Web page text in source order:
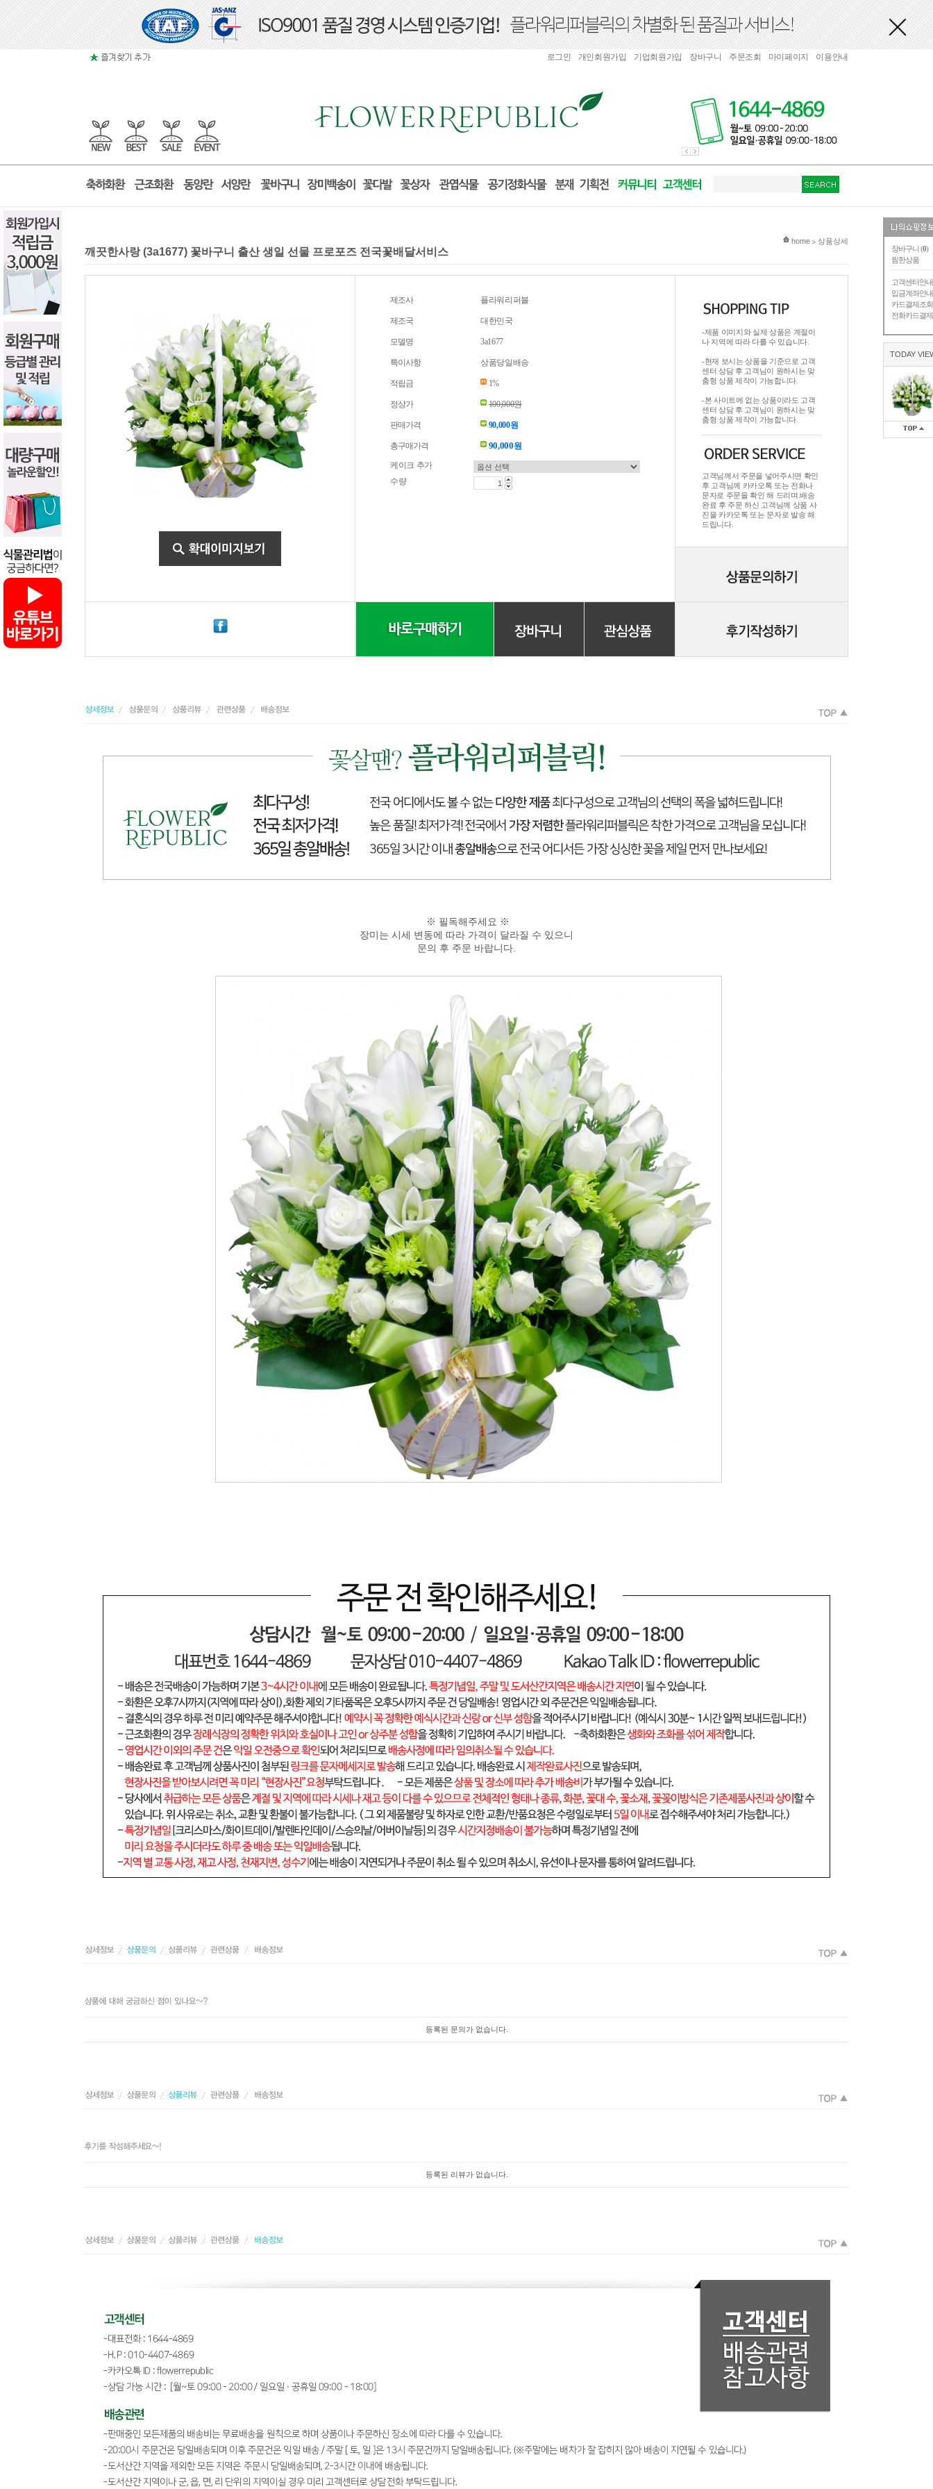
장바구니 (0)
찜한상품
고객센터안내
입금계좌안내
카드결제조회
전화카드결제
TODAY
로그인 개인회원가입 기업회원가입 장바구니 주문조회 마이페이지 이용안내
현재 위치
home > 상품상세
깨끗한사랑 (3a1677) 꽃바구니 출산 생일 선물 프로포즈 전국꽃배달서비스
제조사 플라워리퍼블
제조국 대한민국
모델명 3a1677
특이사항 상품당일배송
적립금 1%
정상가 100,000원
판매가격 90,000원
총구매가격 90,000원
케이크 추가
수량
-제품 이미지와 실제 상품은 계절이
나 지역에 따라 다를 수 있습니다.
-현재 보시는 상품을 기준으로 고객
센터 상담 후 고객님이 원하시는 맞
춤형 상품 제작이 가능합니다.
-본 사이트에 없는 상품이라도 고객
센터 상담 후 고객님이 원하시는 맞
춤형 상품 제작이 가능합니다.
고객님께서 주문을 넣어주시면 확인
후 고객님께 카카오톡 또는 전화나
문자로 주문을 확인 해 드리며.배송
완료 후 주문 하신 고객님께 상품 사
진을 카카오톡 또는 문자로 발송 해
드립니다.
※ 필독해주세요 ※
장미는 시세 변동에 따라 가격이 달라질 수 있으니
문의 후 주문 바랍니다.
등록된 문의가 없습니다.
등록된 리뷰가 없습니다.